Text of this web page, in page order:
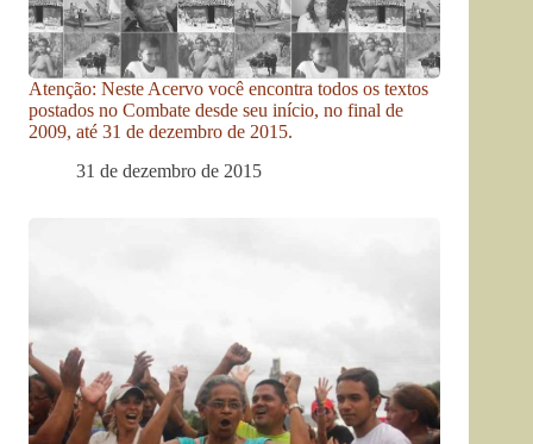
Atenção: Neste Acervo você encontra todos os textos
postados no Combate desde seu início, no final de
2009, até 31 de dezembro de 2015.
31 de dezembro de 2015